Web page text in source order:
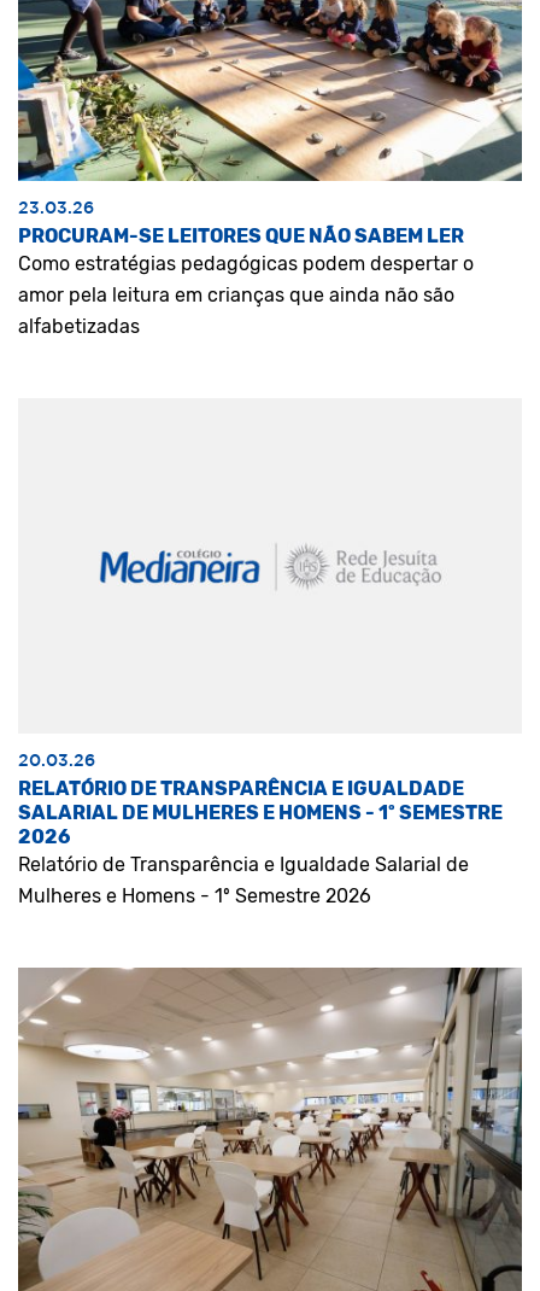
23.03.26
PROCURAM-SE LEITORES QUE NÃO SABEM LER
Como estratégias pedagógicas podem despertar o
amor pela leitura em crianças que ainda não são
alfabetizadas
20.03.26
RELATÓRIO DE TRANSPARÊNCIA E IGUALDADE
SALARIAL DE MULHERES E HOMENS - 1º SEMESTRE
2026
Relatório de Transparência e Igualdade Salarial de
Mulheres e Homens - 1º Semestre 2026